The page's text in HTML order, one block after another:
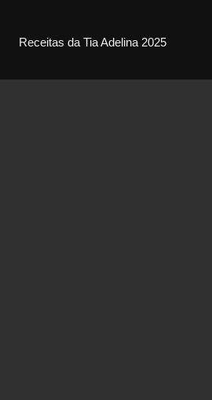
Receitas da Tia Adelina 2025